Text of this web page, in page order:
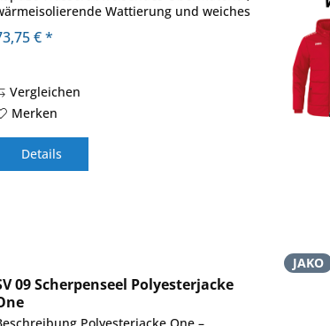
Wattierung und weiches
Team zur optimalen
€ *
Vergleichen
Merken
Details
09 Scherpenseel Polyesterjacke
JAKO